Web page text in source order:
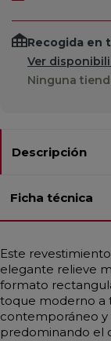
Recogida en
Ver
Ninguna
Descripción
Ficha técnica
Este
elegante relieve
formato
toque moderno a
contemporáneo
predominando el